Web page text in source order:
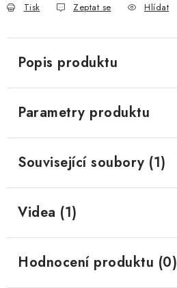
Tisk Zeptat se Hlídat
Popis produktu
Parametry produktu
Související soubory (1)
Videa (1)
Hodnocení produktu (0)